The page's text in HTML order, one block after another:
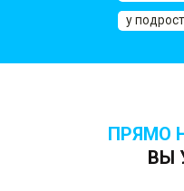
у
ПРЯМО
ВЫ